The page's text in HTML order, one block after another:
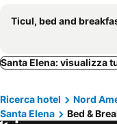
Ticul, bed and breakfast (B
Santa Elena: visualizza
Ricerca hotel Nord
Santa Elena
Bed &